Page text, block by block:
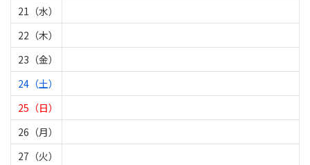
21（水）
22（木）
23（金）
24（土）
25（日）
26（月）
27（火）